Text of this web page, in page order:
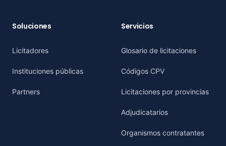
Soluciones
Licitadores
Instituciones públicas
Partners
Servicios
Glosario de licitaciones
Códigos CPV
Licitaciones por provincias
Adjudicatarios
Organismos contratantes